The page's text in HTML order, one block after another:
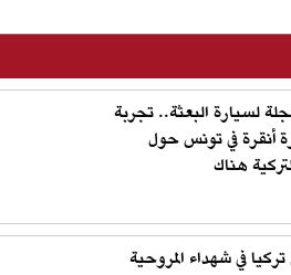
لسيارة البعثة.. تجربة
أنقرة في تونس حول
هناك
في شهداء المروحية